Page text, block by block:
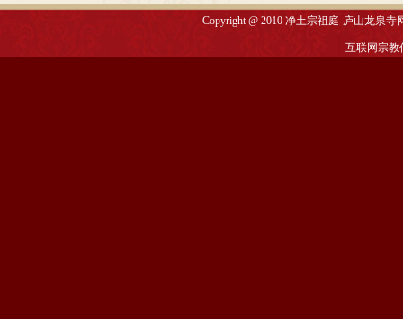
Copyright @ 2010净土宗祖庭-庐山龙泉寺
互联网宗教